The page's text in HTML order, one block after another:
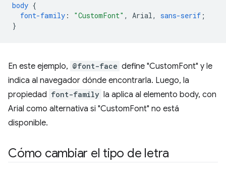
body {
font-family : "CustomFont" , Arial, sans-serif ;
}
En este ejemplo, @font-face define "CustomFont" y le
indica al navegador dónde encontrarla. Luego, la
propiedad font-family la aplica al elemento body, con
Arial como alternativa si "CustomFont" no está
disponible.
Cómo cambiar el tipo de letra